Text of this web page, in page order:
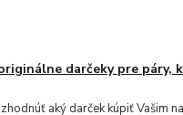
darčeky pre páry,
aký darček kúpiť Vašim